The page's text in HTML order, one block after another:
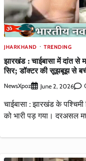
JHARKHAND TRENDING
झारखंड : चाईबासा में दांत से
सिर; डॉक्टर की सूझबूझ से
NewsXpoz June 2, 2026
चाईबासा : झारखंड के
को भारी पड़ गया। दरअसल